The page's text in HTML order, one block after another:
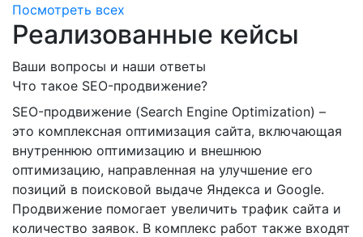
Посмотреть всех
Реализованные кейсы
Ваши вопросы и наши ответы
Что такое SEO-продвижение?
SEO-продвижение (Search Engine Optimization) –
это комплексная оптимизация сайта, включающая
внутреннюю оптимизацию и внешнюю
оптимизацию, направленная на улучшение его
позиций в поисковой выдаче Яндекса и Google.
Продвижение помогает увеличить трафик сайта и
количество заявок. В комплекс работ также входят